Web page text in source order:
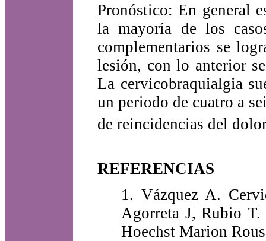
Pronóstico: En general
la mayoría de los
complementarios se
lesión, con lo anterior
La cervicobraquialgia
un periodo de cuatro a
de reincidencias del
REFERENCIAS
1. Vázquez A.
Agorreta J, Rubio
Hoechst Marion